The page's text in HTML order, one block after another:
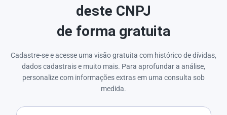
deste CNPJ
de forma gratuita
Cadastre-se e acesse uma visão gratuita com histórico de dívidas,
dados cadastrais e muito mais. Para aprofundar a análise,
personalize com informações extras em uma consulta sob
medida.